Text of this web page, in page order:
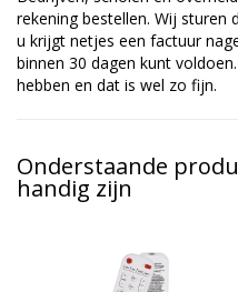
rekening bestellen. Wij sturen
u krijgt netjes een factuur
binnen 30 dagen kunt
hebben en dat is wel zo fijn.
Onderstaande
handig zijn